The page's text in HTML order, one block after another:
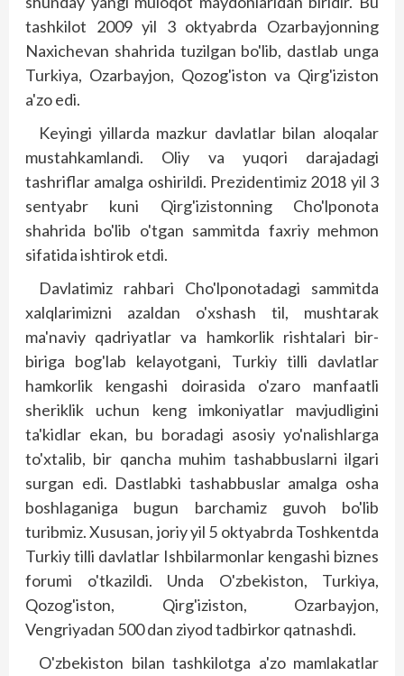
tashkilot 2009 yil 3 oktyabrda Ozarbayjonning
Naxichevan shahrida tuzilgan bo'lib, dast­lab unga
Turkiya, Ozarbayjon, Qozog'iston va Qirg'iziston
a'zo edi.
Keyingi yillarda mazkur davlatlar bilan aloqalar
mustahkamlandi. Oliy va yuqori darajadagi
tashriflar amalga oshirildi. Prezidentimiz 2018 yil 3
sentyabr kuni Qirg'izistonning Cho'lponota
shahrida bo'lib o'tgan sammitda faxriy mehmon
sifatida ishtirok etdi.
Davlatimiz rahbari Cho'lponotadagi sammitda
xalqlarimizni azaldan o'xshash til, mushtarak
ma'naviy qadriyatlar va hamkorlik rishtalari bir-
biriga bog'lab kelayotgani, Turkiy tilli davlatlar
hamkorlik kengashi doirasida o'zaro manfaatli
sheriklik uchun keng imkoniyatlar mavjudligini
ta'kidlar ekan, bu boradagi asosiy yo'nalishlarga
to'xtalib, bir qancha muhim tashabbuslarni ilgari
surgan edi. Dast­labki tashabbuslar amalga osha
boshlaganiga bugun barchamiz guvoh bo'lib
turibmiz. Xususan, joriy yil 5 oktyabrda Toshkentda
Turkiy tilli davlatlar Ishbilarmonlar kengashi biznes
forumi o'tkazildi. Unda O'zbekiston, Turkiya,
Qozog'iston, Qir­g'iziston, Ozarbayjon,
Vengriyadan 500 dan ziyod tadbirkor qatnashdi.
O'zbekiston bilan tashkilotga a'zo mamlakatlar